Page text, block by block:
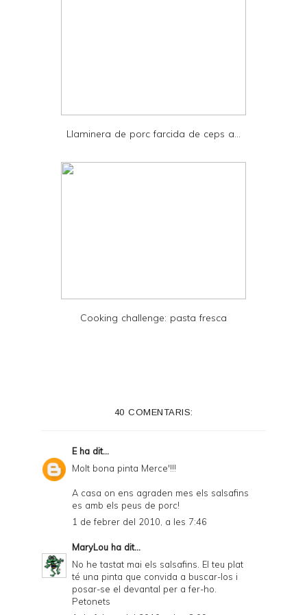
Llaminera de porc farcida de ceps a...
Cooking challenge: pasta fresca
40 COMENTARIS:
Eha dit...
Molt bona pinta Merce'!!!
A casa on ens agraden mes els salsafins
es amb els peus de porc!
1 de febrer del 2010, a les 7:46
MaryLou ha dit...
No he tastat mai els salsafins. El teu plat
té una pinta que convida a buscar-los i
posar-se el devantal per a fer-ho.
Petonets